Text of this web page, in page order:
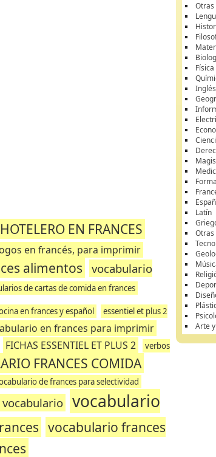
EN FRANCES
en francés, para imprimir
alimentos
vocabulario
de cartas de comida en frances
en frances y español
essentiel et plus 2
en frances para imprimir
FICHAS ESSENTIEL ET PLUS 2
verbos
FRANCES COMIDA
de frances para selectividad
vocabulario
vocabulario frances
Física
Inglés
Latín
Arte